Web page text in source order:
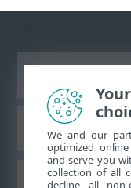
Base de
We and our
optimized
and serve you
collection of all
decline all non-